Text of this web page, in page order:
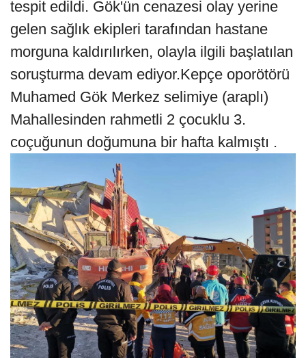
tespit edildi. Gök'ün cenazesi olay yerine
gelen sağlık ekipleri tarafından hastane
morguna kaldırılırken, olayla ilgili başlatılan
soruşturma devam ediyor.Kepçe oporötörü
Muhamed Gök Merkez selimiye (araplı)
Mahallesinden rahmetli 2 çocuklu 3.
coçuğunun doğumuna bir hafta kalmıştı .